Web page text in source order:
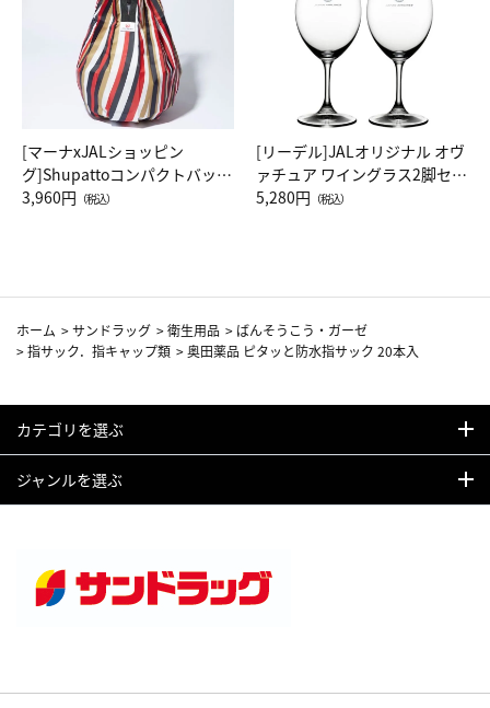
[マーナxJALショッピン
グ]Shupattoコンパクトバッグ
Drop JAL客室乗務員（LC）ス
3,960円 （税込）
[リーデル]JALオリジナル オヴ
ァチュア ワイングラス2脚セッ
ト（レッドワイン）
5,280円 （税込）
ホーム >サンドラッグ >衛生用品 > ばんそうこう・ガーゼ
>指サック．指キャップ類 >奥田薬品 ピタッと防水指サック 20本入
カテゴリを選ぶ
ジャンルを選ぶ